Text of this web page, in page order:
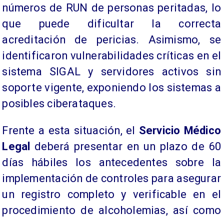
números de RUN de personas peritadas, lo
que puede dificultar la correcta
acreditación de pericias. Asimismo, se
identificaron vulnerabilidades críticas en el
sistema SIGAL y servidores activos sin
soporte vigente, exponiendo los sistemas a
posibles ciberataques.
Frente a esta situación, el Servicio Médico
Legal
deberá presentar en un plazo de 60
días hábiles los antecedentes sobre la
implementación de controles para asegurar
un registro completo y verificable en el
procedimiento de alcoholemias, así como